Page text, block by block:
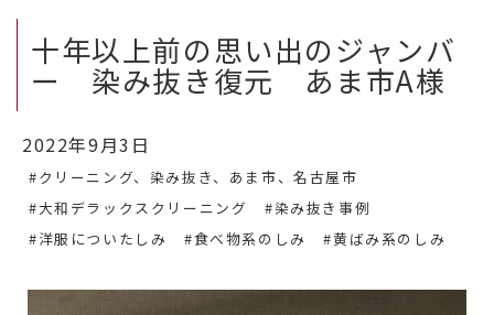
十年以上前の思い出のジャンバ
ー 染み抜き復元 あま市A様
2022年9月3日
#クリーニング、染み抜き、あま市、名古屋市
#大和デラックスクリーニング
#染み抜き事例
#洋服についたしみ
#食べ物系のしみ #黄ばみ系のしみ